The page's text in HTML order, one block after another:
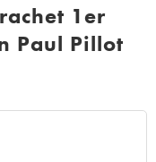
1er
Paul Pillot